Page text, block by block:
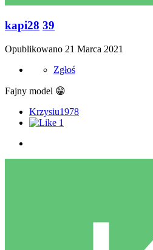
kapi28 39
Opublikowano 21 Marca 2021
Zgłoś
Fajny model 😁
Krzysiu1978
1